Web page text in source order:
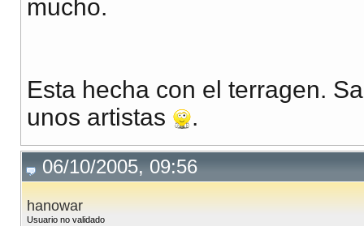
mucho.
Esta hecha con el terragen.
unos artistas
.
06/10/2005, 09:56
hanowar
Usuario no validado